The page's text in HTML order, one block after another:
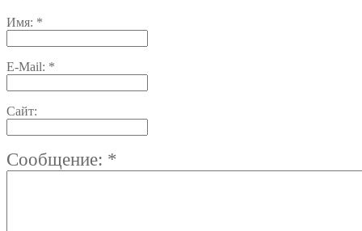
Имя: *
E-Mail: *
Сайт:
Сообщение: *